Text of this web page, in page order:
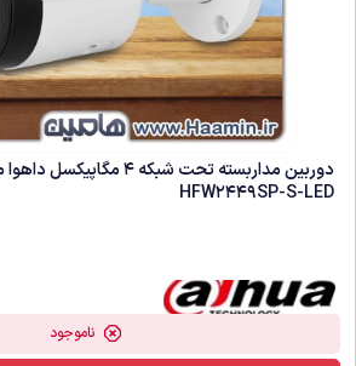
HFW2449SP-S-LED
ناموجود